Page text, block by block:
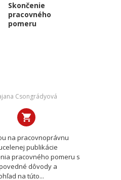
Skončenie
pracovného
pomeru
Csongrádyová
na pracovnoprávnu
publikácie
pracovného pomeru s
dôvody a
na túto...